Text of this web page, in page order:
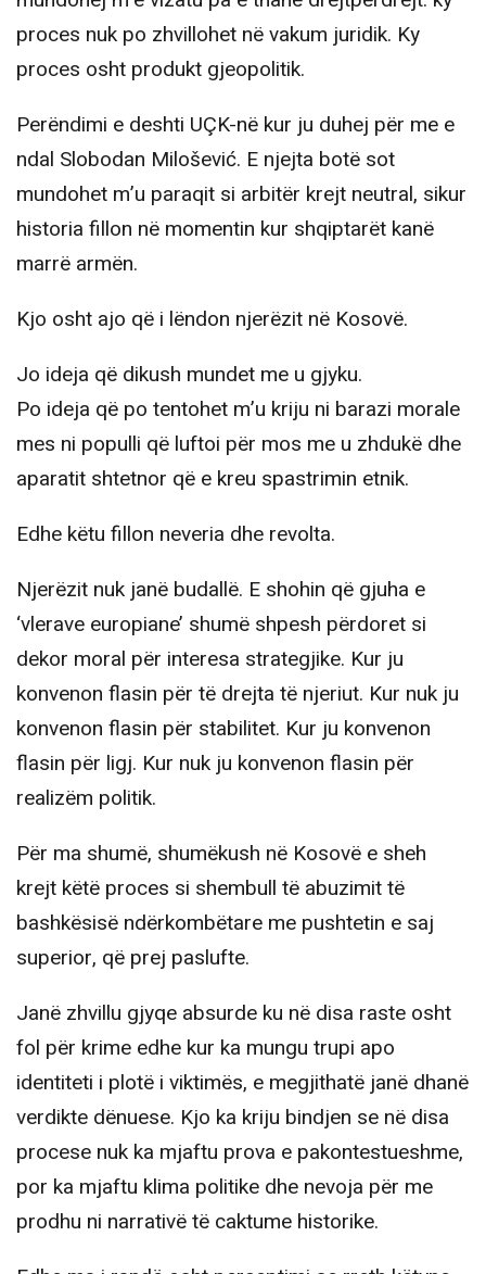
proces nuk po zhvillohet në vakum juridik. Ky
proces osht produkt gjeopolitik.
Perëndimi e deshti UÇK-në kur ju duhej për me e
ndal Slobodan Milošević. E njejta botë sot
mundohet m’u paraqit si arbitër krejt neutral, sikur
historia fillon në momentin kur shqiptarët kanë
marrë armën.
Kjo osht ajo që i lëndon njerëzit në Kosovë.
Jo ideja që dikush mundet me u gjyku.
Po ideja që po tentohet m’u kriju ni barazi morale
mes ni populli që luftoi për mos me u zhdukë dhe
aparatit shtetnor që e kreu spastrimin etnik.
Edhe këtu fillon neveria dhe revolta.
Njerëzit nuk janë budallë. E shohin që gjuha e
‘vlerave europiane’ shumë shpesh përdoret si
dekor moral për interesa strategjike. Kur ju
konvenon flasin për të drejta të njeriut. Kur nuk ju
konvenon flasin për stabilitet. Kur ju konvenon
flasin për ligj. Kur nuk ju konvenon flasin për
realizëm politik.
Për ma shumë, shumëkush në Kosovë e sheh
krejt këtë proces si shembull të abuzimit të
bashkësisë ndërkombëtare me pushtetin e saj
superior, që prej paslufte.
Janë zhvillu gjyqe absurde ku në disa raste osht
fol për krime edhe kur ka mungu trupi apo
identiteti i plotë i viktimës, e megjithatë janë dhanë
verdikte dënuese. Kjo ka kriju bindjen se në disa
procese nuk ka mjaftu prova e pakontestueshme,
por ka mjaftu klima politike dhe nevoja për me
prodhu ni narrativë të caktume historike.